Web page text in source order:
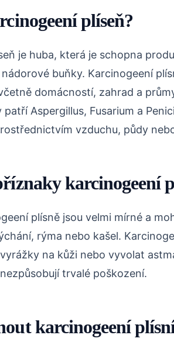
plíseň?
je huba, která je schopna
buňky. Karcinogeení
domácností, zahrad a
patří Aspergillus, Fusarium a
vzduchu, půdy
karcinogeení
plísně jsou velmi mírné a
rýma nebo kašel.
na kůži nebo vyvolat
trvalé poškození.
karcinogeení